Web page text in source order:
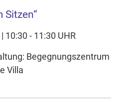
Sitzen“
10:30 - 11:30 UHR
Begegnungszentrum
Villa